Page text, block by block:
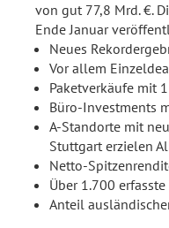
von gut 77,8 Mrd. €.
Ende Januar
Neues
Vor allem
Paketverkäufe mit
Büro-Investments
A-Standorte mit
Stuttgart erzielen
Netto-
Über 1.700
Anteil